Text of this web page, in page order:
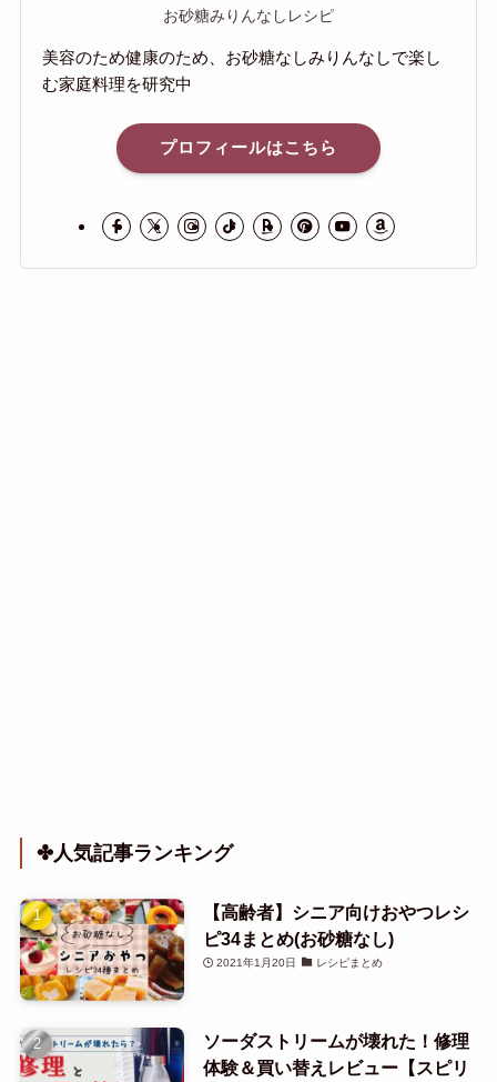
お砂糖みりんなしレシピ
美容のため健康のため、お砂糖なしみりんなしで楽し
む家庭料理を研究中
プロフィールはこちら
✤人気記事ランキング
【高齢者】シニア向けおやつレシ
ピ34まとめ(お砂糖なし)
2021年1月20日 レシピまとめ
ソーダストリームが壊れた！修理
体験＆買い替えレビュー【スピリ